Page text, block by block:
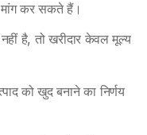
मांग कर सकते हैं।
है, तो खरीदार केवल मूल्य
को खुद बनाने का निर्णय